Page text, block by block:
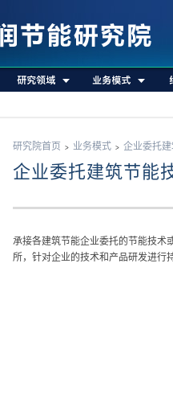
研究院首页 > 业务模式 > 企业委托
企业委托建筑节能
承接各建筑节能企业委托的节能技术
所，针对企业的技术和产品研发进行